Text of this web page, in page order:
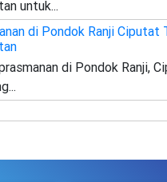
untuk...
di Pondok Ranji Ciputat
di Pondok Ranji,